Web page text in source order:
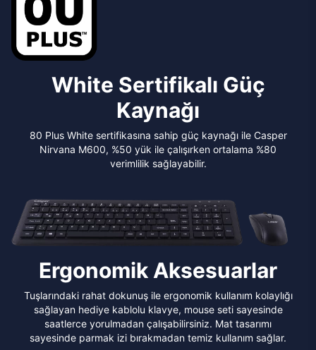
White Sertifikalı Güç
Kaynağı
80 Plus White sertifikasına sahip güç kaynağı ile Casper
Nirvana M600, %50 yük ile çalışırken ortalama %80
verimlilik sağlayabilir.
Ergonomik Aksesuarlar
Tuşlarındaki rahat dokunuş ile ergonomik kullanım kolaylığı
sağlayan hediye kablolu klavye, mouse seti sayesinde
saatlerce yorulmadan çalışabilirsiniz. Mat tasarımı
sayesinde parmak izi bırakmadan temiz kullanım sağlar.